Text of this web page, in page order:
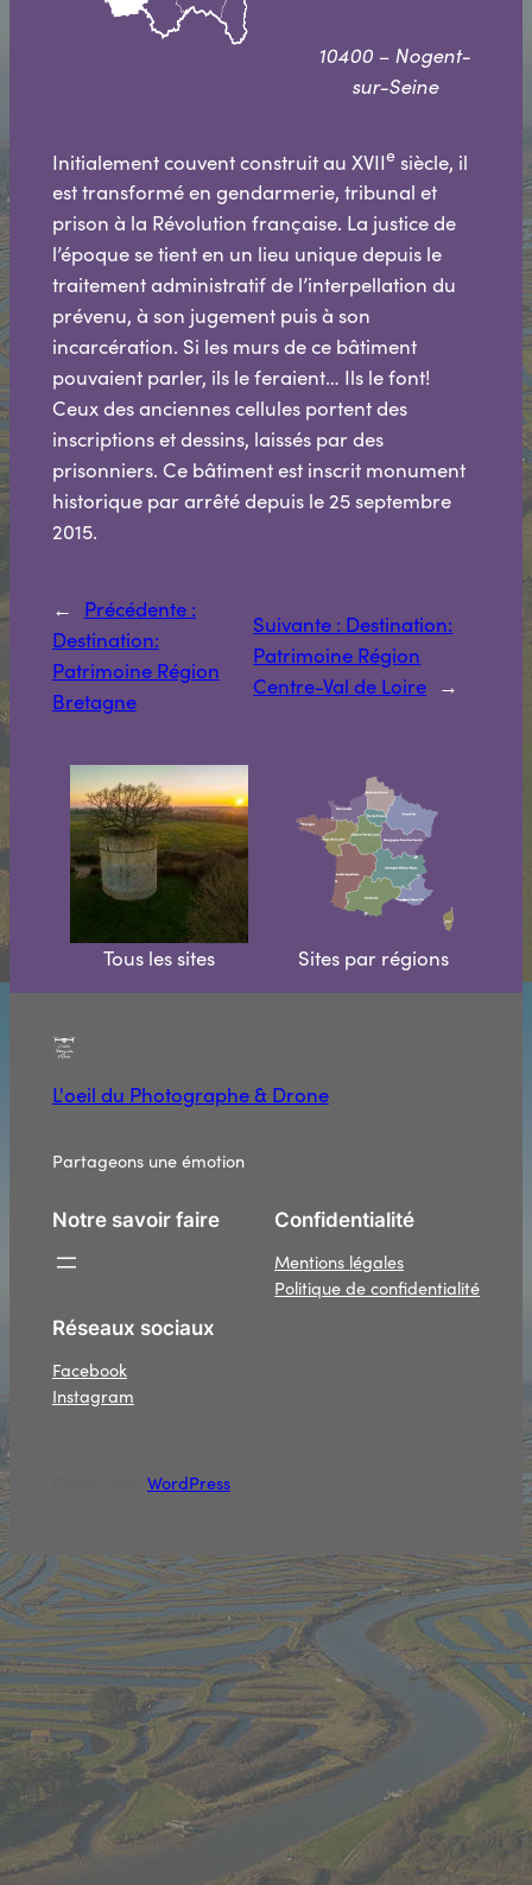
10400 – Nogent-
sur-Seine
Initialement couvent construit au XVIIesiècle, il
est transformé en gendarmerie, tribunal et
prison à la Révolution française. La justice de
l’époque se tient en un lieu unique depuis le
traitement administratif de l’interpellation du
prévenu, à son jugement puis à son
incarcération. Si les murs de ce bâtiment
pouvaient parler, ils le feraient… Ils le font!
Ceux des anciennes cellules portent des
inscriptions et dessins, laissés par des
prisonniers. Ce bâtiment est inscrit monument
historique par arrêté depuis le 25 septembre
2015.
←
Précédente :
Destination:
Patrimoine Région
Bretagne
Suivante : Destination:
Patrimoine Région
Centre-Val de Loire →
Tous les sites Sites par régions
L'oeil du Photographe & Drone
Partageons une émotion
Notre savoir faire
Confidentialité
Mentions légales
Politique de confidentialité
Réseaux sociaux
Facebook
Instagram
WordPress